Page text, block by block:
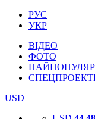
РУС
УКР
ВІДЕО
ФОТО
USD